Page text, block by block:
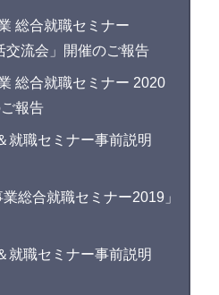
総合就職セミナー
交流会」開催のご報告
総合就職セミナー 2020
報告
就職セミナー事前説明
総合就職セミナー2019」
就職セミナー事前説明